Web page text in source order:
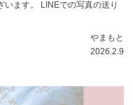
います。 LINEでの写真の送り
やまもと
2026.2.9